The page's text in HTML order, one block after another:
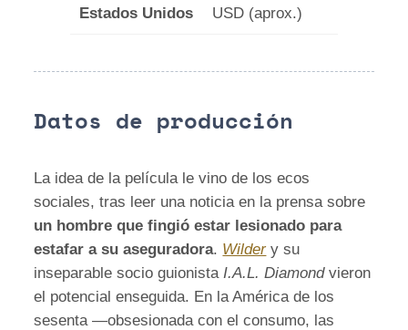
Estados Unidos
USD (aprox.)
Datos de producción
La idea de la película le vino de los ecos
sociales, tras leer una noticia en la prensa sobre
un hombre que fingió estar lesionado para
estafar a su aseguradora. Wildery su
inseparable socio guionista I.A.L. Diamondvieron
el potencial enseguida. En la América de los
sesenta —obsesionada con el consumo, las